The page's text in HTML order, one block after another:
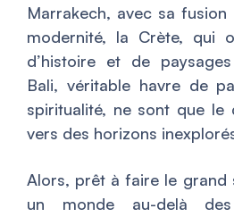
Marrakech, avec sa
modernité, la Crète, qui
d’histoire et de
Bali, véritable havre de
spiritualité, ne sont que le
vers des horizons
Alors, prêt à faire le grand
un monde au-delà